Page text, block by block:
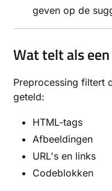
geven op de
Wat telt als
Preprocessing filtert
geteld:
HTML-tags
Afbeeldingen
URL's en links
Codeblokken